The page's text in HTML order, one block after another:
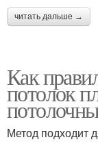
читать дальше →
Как
потолок
Метод подходит